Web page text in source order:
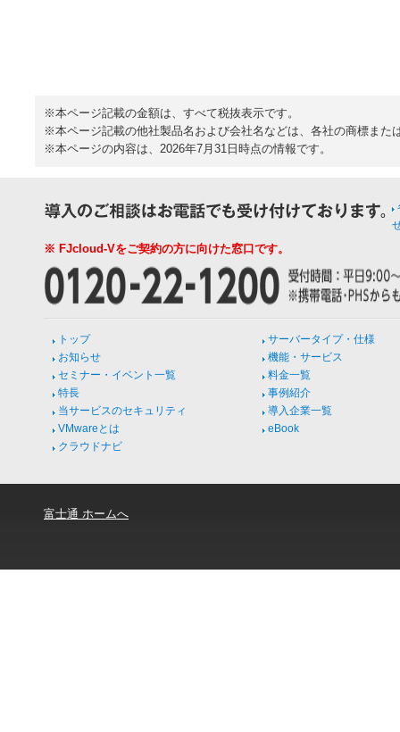
※本ページ記載の金額は、すべて税抜表示です。
※本ページ記載の他社製品名および会社名などは、各社の商標また
※本ページの内容は、2026年7月31日時点の情報です。
※ FJcloud-Vをご契約の方に向けた窓口です。
トップ
お知らせ
セミナー・イベント一覧
特長
当サービスのセキュリティ
VMwareとは
クラウドナビ
サーバータイプ・仕様
機能・サービス
料金一覧
事例紹介
導入企業一覧
eBook
富士通 ホームへ